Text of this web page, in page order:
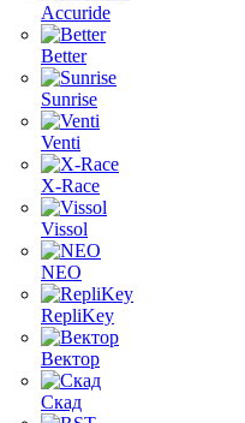
Accuride
Better
Sunrise
Venti
X-Race
Vissol
NEO
RepliKey
Вектор
Скад